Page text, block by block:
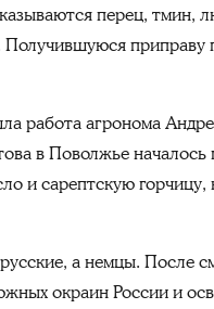
перец, тмин,
Получившуюся
работа агронома
в Поволжье началось
и сарептскую
а немцы. После
окраин России и